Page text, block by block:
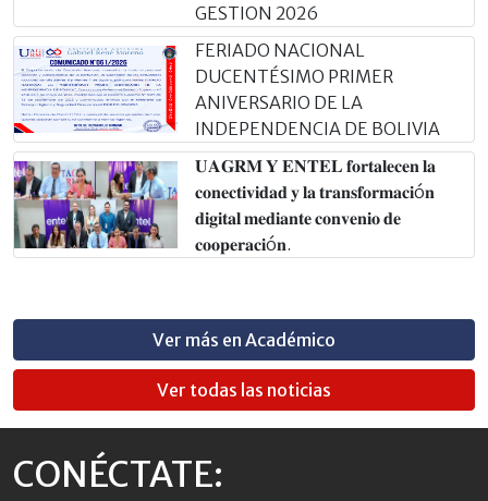
GESTION 2026
FERIADO NACIONAL
DUCENTÉSIMO PRIMER
ANIVERSARIO DE LA
INDEPENDENCIA DE BOLIVIA
𝐔𝐀𝐆𝐑𝐌 𝐘 𝐄𝐍𝐓𝐄𝐋 𝐟𝐨𝐫𝐭𝐚𝐥𝐞𝐜𝐞𝐧 𝐥𝐚
𝐜𝐨𝐧𝐞𝐜𝐭𝐢𝐯𝐢𝐝𝐚𝐝 𝐲 𝐥𝐚 𝐭𝐫𝐚𝐧𝐬𝐟𝐨𝐫𝐦𝐚𝐜𝐢ó𝐧
𝐝𝐢𝐠𝐢𝐭𝐚𝐥 𝐦𝐞𝐝𝐢𝐚𝐧𝐭𝐞 𝐜𝐨𝐧𝐯𝐞𝐧𝐢𝐨 𝐝𝐞
𝐜𝐨𝐨𝐩𝐞𝐫𝐚𝐜𝐢ó𝐧.
Ver más en Académico
Ver todas las noticias
CONÉCTATE: